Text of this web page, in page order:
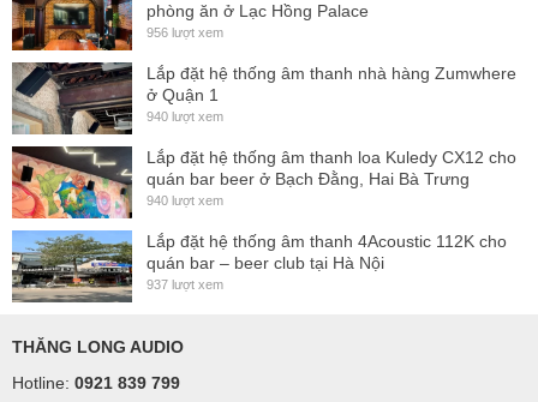
phòng ăn ở Lạc Hồng Palace
956 lượt xem
Lắp đặt hệ thống âm thanh nhà hàng Zumwhere
ở Quận 1
940 lượt xem
Lắp đặt hệ thống âm thanh loa Kuledy CX12 cho
quán bar beer ở Bạch Đằng, Hai Bà Trưng
940 lượt xem
Lắp đặt hệ thống âm thanh 4Acoustic 112K cho
quán bar – beer club tại Hà Nội
937 lượt xem
THĂNG LONG AUDIO
Hotline: 0921 839 799